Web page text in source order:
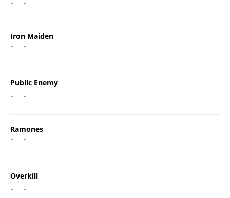
Iron Maiden
Public Enemy
Ramones
Overkill